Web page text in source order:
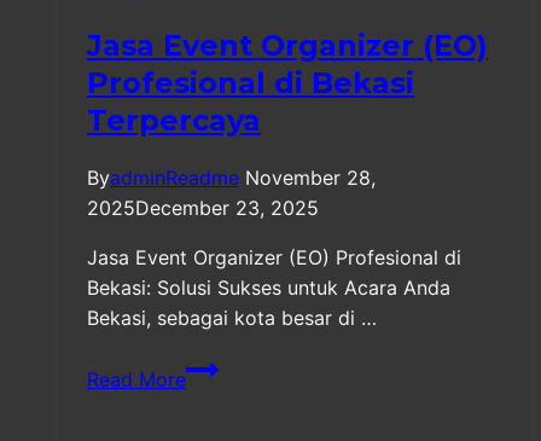
Jasa Event Organizer (EO)
Profesional di Bekasi
Terpercaya
ByadminReadme November 28,
2025December 23, 2025
Jasa Event Organizer (EO) Profesional di
Bekasi: Solusi Sukses untuk Acara Anda
Bekasi, sebagai kota besar di …
Read More
Jasa
Event